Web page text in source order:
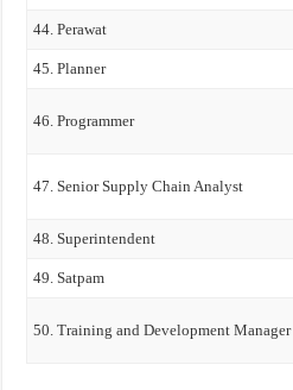
44. Perawat
45. Planner
46. Programmer
47. Senior Supply Chain Analyst
48. Superintendent
49. Satpam
50. Training and Development Manager